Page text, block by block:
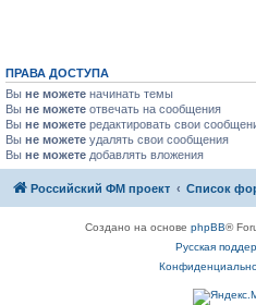
ПРАВА ДОСТУПА
Вы не можете начинать темы
Вы не можете отвечать на сообщения
Вы не можете редактировать свои
Вы не можете удалять свои сообщения
Вы не можете добавлять вложения
Российский ФМ проект Список
Создано на основе phpBB®
Русская